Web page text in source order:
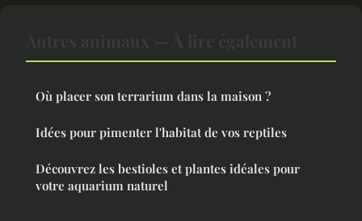
Où placer son terrarium dans la maison ?
Idées pour pimenter l'habitat de vos reptiles
Découvrez les bestioles et plantes idéales pour
votre aquarium naturel